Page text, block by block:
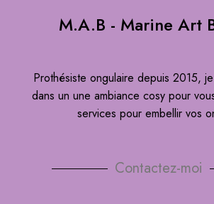
M.A.B - Marine Art
Prothésiste ongulaire depuis 2015,
dans un une ambiance cosy pour
services pour embellir vos
Contactez-moi